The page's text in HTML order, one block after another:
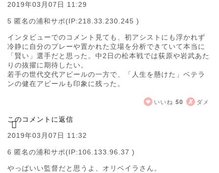
2019年03月07日 11:29
5 匿名の浦和サポ(IP:218.33.230.245 )
インタビューでのコメント見ても、初アシストにも浮かれず
冷静に自分のプレーや置かれた立場を分析できていて本当に
「賢い」選手だと思った。中2日の松本戦では荻原や岩武あた
りの抜擢に期待したい。
若手の世代交代アピールの一方で、「人生を懸けた」ベテラ
ンの健在アピールも印象に残った。
いいね 50 ダメ
このコメントに返信
2019年03月07日 11:32
6 匿名の浦和サポ(IP:106.133.96.37 )
やっぱいい監督だと思うよ、オリベイラさん。